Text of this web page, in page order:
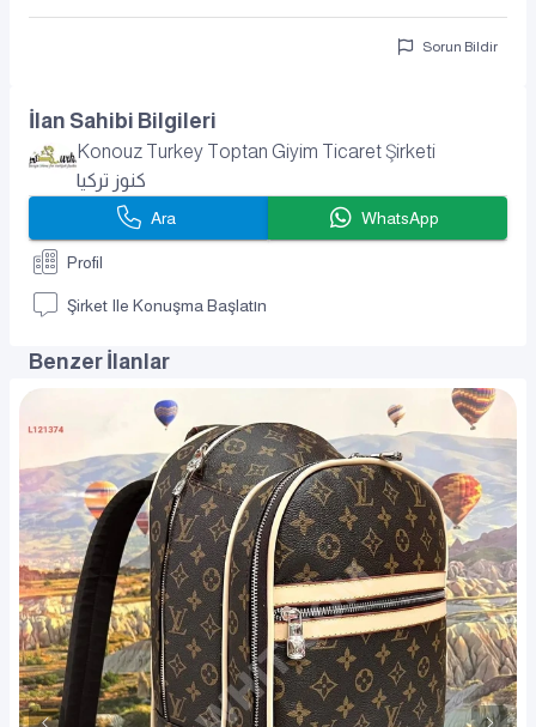
Sorun Bildir
İlan Sahibi Bilgileri
Konouz Turkey Toptan Giyim Ticaret Şirketi
كنوز تركيا
Ara WhatsApp
Profil
Şirket Ile Konuşma Başlatın
Benzer İlanlar